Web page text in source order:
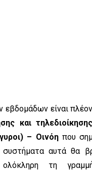
εβδομάδων είναι
και
– Οινόηπου
αυτά θα
ολόκληρη τη